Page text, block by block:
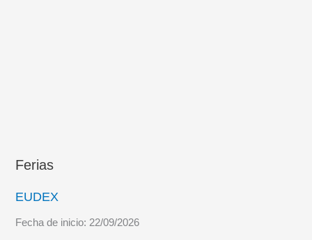
Ferias
EUDEX
Fecha de inicio:22/09/2026